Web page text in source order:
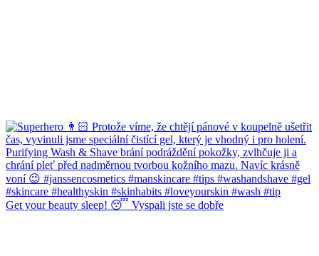
Get your beauty sleep! 😴 Vyspali jste se dobře